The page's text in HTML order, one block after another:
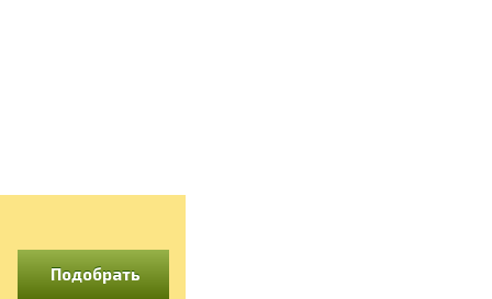
Подобрать